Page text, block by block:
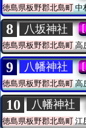
徳島県板野郡北島町中
8 八坂神社
徳島県板野郡北島町高
9 八幡神社
徳島県板野郡北島町高
10 八幡神社
徳島県板野郡北島町 江